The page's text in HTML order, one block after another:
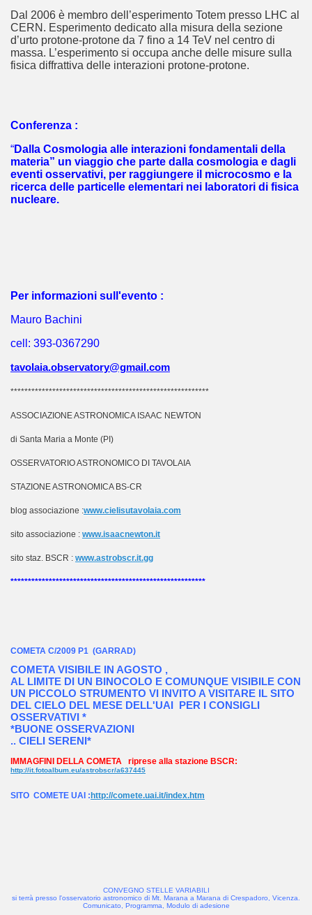
Dal 2006 è membro dell’esperimento Totem presso LHC al
CERN. Esperimento dedicato alla misura della sezione
d’urto protone-protone da 7 fino a 14 TeV nel centro di
massa. L’esperimento si occupa anche delle misure sulla
fisica diffrattiva delle interazioni protone-protone.
Conferenza :
“Dalla Cosmologia alle interazioni fondamentali della
materia” un viaggio che parte dalla cosmologia e dagli
eventi osservativi, per raggiungere il microcosmo e la
ricerca delle particelle elementari nei laboratori di fisica
nucleare.
Per informazioni sull'evento :
Mauro Bachini
cell: 393-0367290
tavolaia.observatory@gmail.com
*********************************************************
ASSOCIAZIONE ASTRONOMICA ISAAC NEWTON
di Santa Maria a Monte (PI)
OSSERVATORIO ASTRONOMICO DI TAVOLAIA
STAZIONE ASTRONOMICA BS-CR
blog associazione :www.cielisutavolaia.com
sito associazione : www.isaacnewton.it
sito staz. BSCR : www.astrobscr.it.gg
********************************************************
COMETA C/2009 P1 (GARRAD)
COMETA VISIBILE IN AGOSTO ,
AL LIMITE DI UN BINOCOLO E COMUNQUE VISIBILE CON
UN PICCOLO STRUMENTO VI INVITO A VISITARE IL SITO
DEL CIELO DEL MESE DELL'UAI PER I CONSIGLI
OSSERVATIVI *
*BUONE OSSERVAZIONI
.. CIELI SERENI*
IMMAGFINI DELLA COMETA riprese alla stazione BSCR:
http://it.fotoalbum.eu/astrobscr/a637445
SITO COMETE UAI : http://comete.uai.it/index.htm
CONVEGNO STELLE VARIABILI
si terrà presso l'osservatorio astronomico di Mt. Marana a Marana di Crespadoro, Vicenza.
Comunicato, Programma, Modulo di adesione